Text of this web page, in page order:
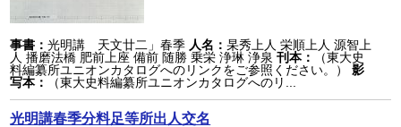
事書：光明講 天文廿二」春季 人名：杲秀上人 栄順上人 源智上
人 播磨法橋 肥前上座 備前 随勝 乗栄 浄琳 浄泉 刊本：
（東大史
料編纂所ユニオンカタログへのリンクをご参照ください。）
影
写本：
（東大史料編纂所ユニオンカタログへのリ...
光明講春季分料足等所出人交名